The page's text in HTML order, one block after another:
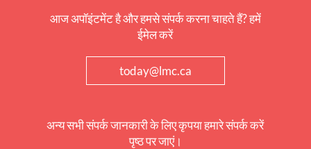
आज अपॉइंटमेंट है और हमसे संपर्क करना चाहते हैं? हमें
ईमेल करें
today@lmc.ca
अन्य सभी संपर्क जानकारी के लिए कृपया हमारे संपर्क करें
पृष्ठ पर जाएं।